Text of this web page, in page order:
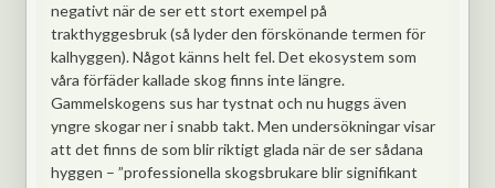
negativt när de ser ett stort exempel på
trakthyggesbruk (så lyder den förskönande termen för
kalhyggen). Något känns helt fel. Det ekosystem som
våra förfäder kallade skog finns inte längre.
Gammelskogens sus har tystnat och nu huggs även
yngre skogar ner i snabb takt. Men undersökningar visar
att det finns de som blir riktigt glada när de ser sådana
hyggen – ”professionella skogsbrukare blir signifikant